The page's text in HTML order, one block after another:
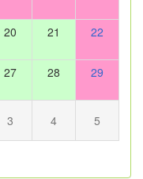
20 21 22
27 28 29
3 4 5